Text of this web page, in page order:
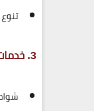
3. خدمات ومرافق متكاملة